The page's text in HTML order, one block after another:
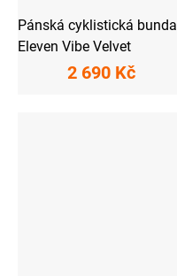
Pánská cyklistická bunda
Eleven Vibe Velvet
2 690 Kč